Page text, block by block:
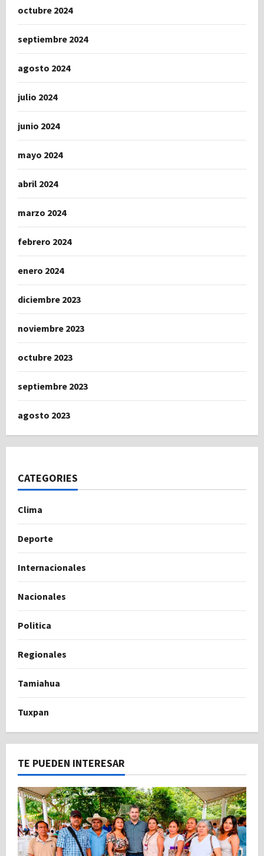
octubre 2024
septiembre 2024
agosto 2024
julio 2024
junio 2024
mayo 2024
abril 2024
marzo 2024
febrero 2024
enero 2024
diciembre 2023
noviembre 2023
octubre 2023
septiembre 2023
agosto 2023
CATEGORIES
Clima
Deporte
Internacionales
Nacionales
Politica
Regionales
Tamiahua
Tuxpan
TE PUEDEN INTERESAR